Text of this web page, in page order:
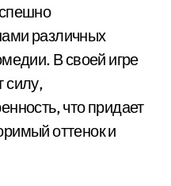
различных
В своей игре
силу,
что придает
оттенок и